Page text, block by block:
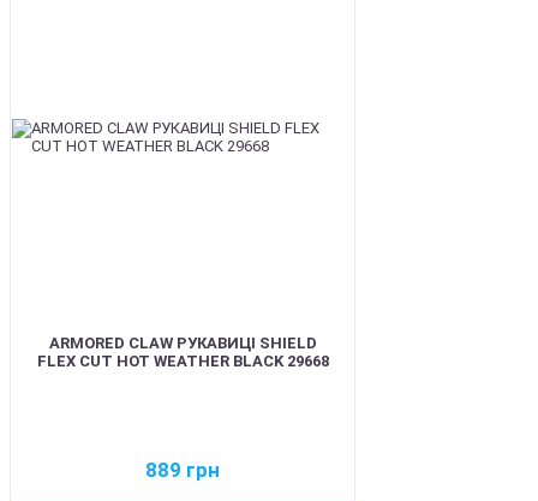
ARMORED CLAW РУКАВИЦІ SHIELD
FLEX CUT HOT WEATHER BLACK 29668
889 грн